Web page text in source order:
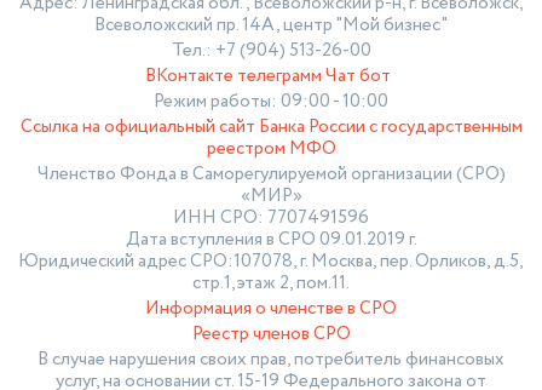
Всеволожский пр. 14А, центр "Мой бизнес"
Тел.: +7 (904) 513-26-00
ВКонтакте телеграммЧат бот
Режим работы: 09:00 - 10:00
Ссылка на официальный сайт Банка России с государственным
реестром МФО
Членство Фонда в Саморегулируемой организации (СРО)
«МИР»
ИНН СРО: 7707491596
Дата вступления в СРО 09.01.2019 г.
Юридический адрес СРО:107078, г. Москва, пер. Орликов, д.5,
стр.1,этаж 2, пом.11.
Информация о членстве в СРО
Реестр членов СРО
В случае нарушения своих прав, потребитель финансовых
услуг, на основании ст. 15-19 Федерального закона от